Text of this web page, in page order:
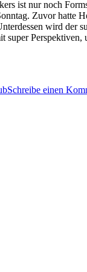
ist nur noch
Zuvor hatte
wird der
Schreibe einen